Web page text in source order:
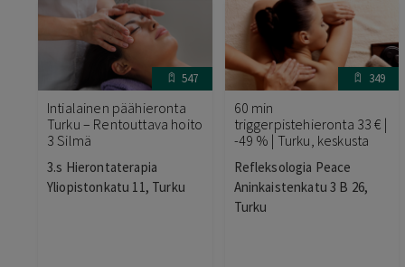
547
Intialainen päähieronta
Turku – Rentouttava hoito
3 Silmä
3.s Hierontaterapia
Yliopistonkatu 11, Turku
349
60 min
triggerpistehieronta 33 € |
-49 % | Turku, keskusta
Refleksologia Peace
Aninkaistenkatu 3 B 26,
Turku